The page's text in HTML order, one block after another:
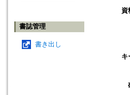
書誌管理
書き出し
資
キ